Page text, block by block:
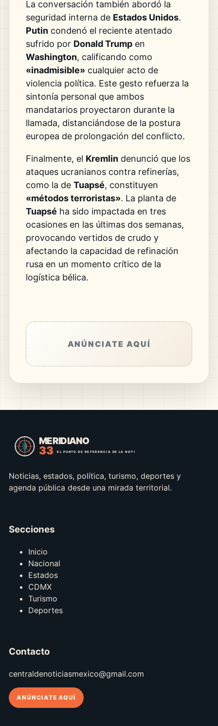
La conversación también abordó la
seguridad interna de Estados Unidos.
Putincondenó el reciente atentado
sufrido por Donald Trumpen
Washington, calificando como
«inadmisible»cualquier acto de
violencia política. Este gesto refuerza la
sintonía personal que ambos
mandatarios proyectaron durante la
llamada, distanciándose de la postura
europea de prolongación del conflicto.
Finalmente, el Kremlindenunció que los
ataques ucranianos contra refinerías,
como la de Tuapsé, constituyen
«métodos terroristas». La planta de
Tuapsé ha sido impactada en tres
ocasiones en las últimas dos semanas,
provocando vertidos de crudo y
afectando la capacidad de refinación
rusa en un momento crítico de la
logística bélica.
ANÚNCIATE AQUÍ
Noticias, estados, política, turismo, deportes y
agenda pública desde una mirada territorial.
Secciones
Inicio
Nacional
Estados
CDMX
Turismo
Deportes
Contacto
centraldenoticiasmexico@gmail.com
ANÚNCIATE AQUÍ